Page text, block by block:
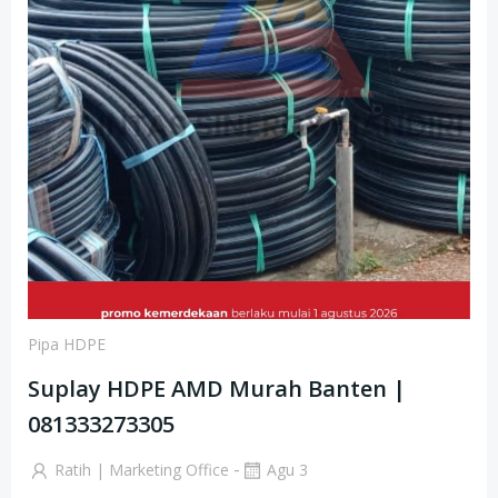
Pipa HDPE
Suplay HDPE AMD Murah Banten |
081333273305
Ratih | Marketing Office - Agu 3